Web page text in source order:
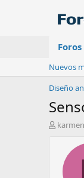
Foros
Nuevos
Diseño
A